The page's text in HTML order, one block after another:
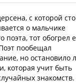
с которой
о мальчике
тот обогрел
пообещал
но остановило
которая учит быть
знакомств.